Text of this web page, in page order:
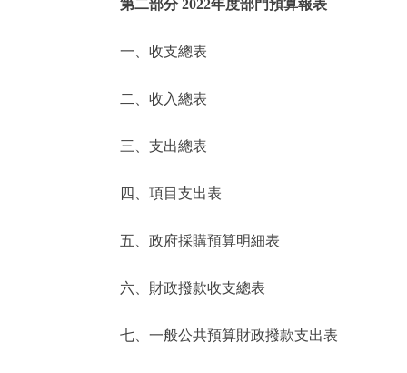
12345網上接訴即辦
參與調查
走進北京
北京概況
綠色北京
ENGLISH
第二部分 2022年度部門預算報表
一、收支總表
二、收入總表
三、支出總表
四、項目支出表
五、政府採購預算明細表
六、財政撥款收支總表
七、一般公共預算財政撥款支出表